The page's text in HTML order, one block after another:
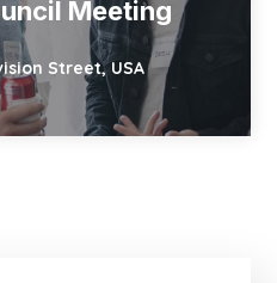
Meeting
Street, USA